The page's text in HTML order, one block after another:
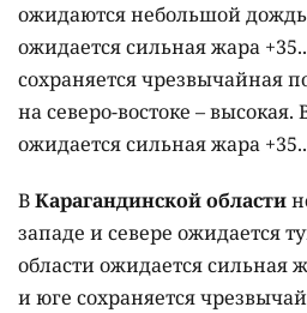
ожидаются небольшой
ожидается сильная жара
сохраняется чрезвычайная
на северо-востоке – высокая.
ожидается сильная жара
ВКарагандинской области
западе и севере ожидается
области ожидается сильная
и юге сохраняется